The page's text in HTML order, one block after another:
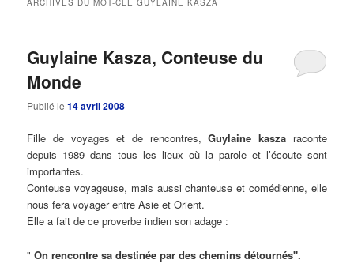
ARCHIVES DU MOT-CLÉGUYLAINE KASZA
Guylaine Kasza, Conteuse du
Monde
Publié le14 avril 2008
Fille de voyages et de rencontres,Guylaine kasza raconte
depuis 1989 dans tous les lieux où la parole et l’écoute sont
importantes.
Conteuse voyageuse, mais aussi chanteuse et comédienne, elle
nous fera voyager entre Asie et Orient.
Elle a fait de ce proverbe indien son adage :
"On rencontre sa destinée par des chemins détournés".